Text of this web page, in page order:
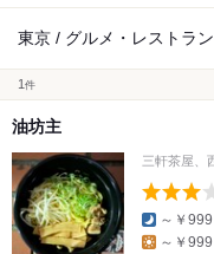
東京 / グルメ・レストラン
1 件
油坊主
～￥999
～￥999